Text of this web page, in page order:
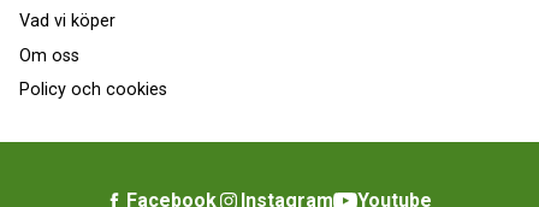
Vad vi köper
Om oss
Policy och cookies
Facebook Instagram Youtube